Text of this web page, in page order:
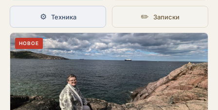
⚙️ Техника ✏️ Записки
НОВОЕ